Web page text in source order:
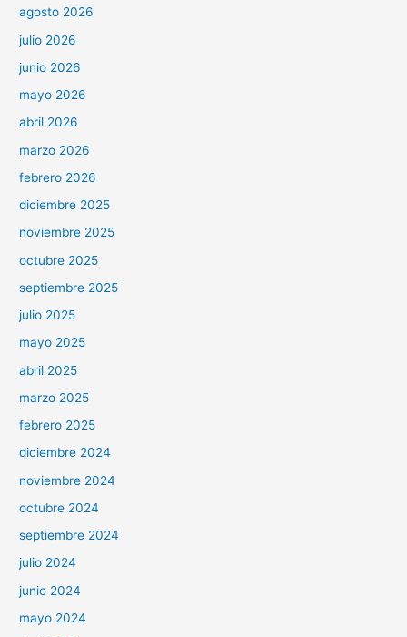
agosto 2026
julio 2026
junio 2026
mayo 2026
abril 2026
marzo 2026
febrero 2026
diciembre 2025
noviembre 2025
octubre 2025
septiembre 2025
julio 2025
mayo 2025
abril 2025
marzo 2025
febrero 2025
diciembre 2024
noviembre 2024
octubre 2024
septiembre 2024
julio 2024
junio 2024
mayo 2024